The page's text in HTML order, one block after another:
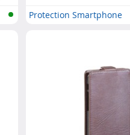
Protection Smartphone